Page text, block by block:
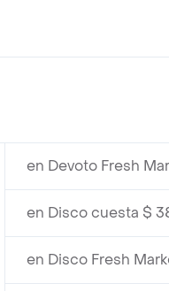
en Devoto Fresh
en Disco cuesta $
en Disco Fresh